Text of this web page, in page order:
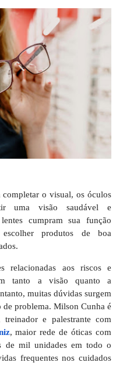
completar o visual, os óculos
uma visão saudável e
cumpram sua função
produtos de boa
relacionadas aos riscos e
tanto a visão quanto a
muitas dúvidas surgem
problema. Milson Cunha é
treinador e palestrante com
, maior rede de óticas com
de mil unidades em todo o
frequentes nos cuidados